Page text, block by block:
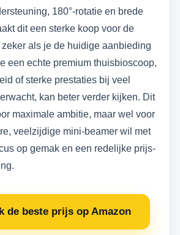
180°-rotatie en brede
dit een sterke koop voor de
als je de huidige aanbieding
een echte premium thuisbioscoop,
of sterke prestaties bij veel
kan beter verder kijken. Dit
maximale ambitie, maar wel voor
veelzijdige mini-beamer wil met
op gemak en een redelijke prijs-
de beste prijs op Amazon